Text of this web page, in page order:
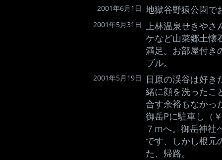
2001年6月1日 地獄谷野猿公園で
2001年5月31日 上林温泉せきやさ
ケなど山菜郷土懐
満足。お部屋付き
ブル。
2001年5月19日
日原の渓谷は好き
緒に顔を洗ったこ
合す余裕もなかっ
御岳Pに駐車し（
７mへ。御岳神社
です、しかし根元
た、帰路。